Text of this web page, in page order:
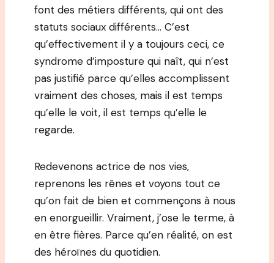
font des métiers différents, qui ont des
statuts sociaux différents… C’est
qu’effectivement il y a toujours ceci, ce
syndrome d’imposture qui naît, qui n’est
pas justifié parce qu’elles accomplissent
vraiment des choses, mais il est temps
qu’elle le voit, il est temps qu’elle le
regarde.
Redevenons actrice de nos vies,
reprenons les rênes et voyons tout ce
qu’on fait de bien et commençons à nous
en enorgueillir. Vraiment, j’ose le terme, à
en être fières. Parce qu’en réalité, on est
des héroïnes du quotidien.